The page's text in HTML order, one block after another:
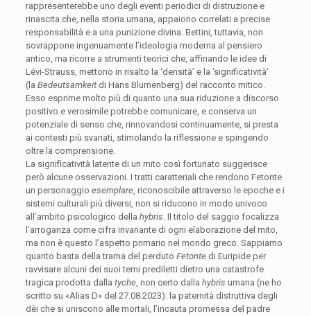
rappresenterebbe uno degli eventi periodici di distruzione e
rinascita che, nella storia umana, appaiono correlati a precise
responsabilità e a una punizione divina. Bettini, tuttavia, non
sovrappone ingenuamente l’ideologia moderna al pensiero
antico, ma ricorre a strumenti teorici che, affinando le idee di
Lévi-Strauss, mettono in risalto la ‘densità’ e la ‘significatività’
(la Bedeutsamkeitdi Hans Blumenberg) del racconto mitico.
Esso esprime molto più di quanto una sua riduzione a discorso
positivo e verosimile potrebbe comunicare, e conserva un
potenziale di senso che, rinnovandosi continuamente, si presta
ai contesti più svariati, stimolando la riflessione e spingendo
oltre la comprensione.
La significatività latente di un mito così fortunato suggerisce
però alcune osservazioni. I tratti caratteriali che rendono Fetonte
un personaggio esemplare, riconoscibile attraverso le epoche e i
sistemi culturali più diversi, non si riducono in modo univoco
all’ambito psicologico della hybris. Il titolo del saggio focalizza
l’arroganza come cifra invariante di ogni elaborazione del mito,
ma non è questo l’aspetto primario nel mondo greco. Sappiamo
quanto basta della trama del perduto Fetontedi Euripide per
ravvisare alcuni dei suoi temi prediletti dietro una catastrofe
tragica prodotta dalla tyche, non certo dalla hybris umana (ne ho
scritto su «Alias D» del 27.08.2023): la paternità distruttiva degli
dèi che si uniscono alle mortali, l’incauta promessa del padre